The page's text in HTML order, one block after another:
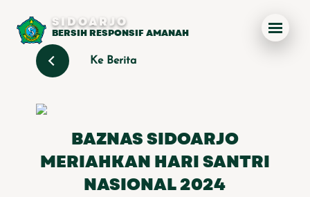
SIDOARJO
BERSIH RESPONSIF AMANAH
Ke Berita
BAZNAS SIDOARJO
MERIAHKAN HARI SANTRI
NASIONAL 2024